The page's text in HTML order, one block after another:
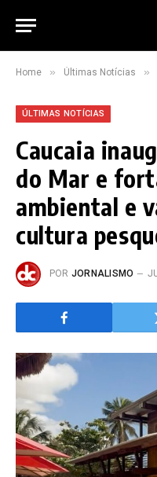
Home » Últimas Notícias »
ÚLTIMAS NOTÍCIAS
Caucaia
do Mar e
ambiental e
cultura
POR JORNALISMO